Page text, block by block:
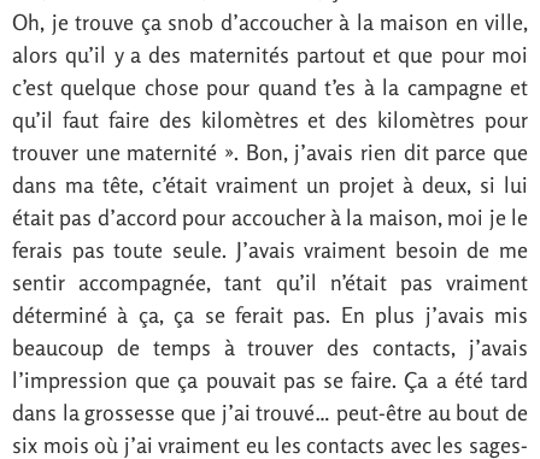
Oh, je trouve ça snob d’accoucher à la maison en ville,
alors qu’il y a des maternités partout et que pour moi
c’est quelque chose pour quand t’es à la campagne et
qu’il faut faire des kilomètres et des kilomètres pour
trouver une maternité ». Bon, j’avais rien dit parce que
dans ma tête, c’était vraiment un projet à deux, si lui
était pas d’accord pour accoucher à la maison, moi je le
ferais pas toute seule. J’avais vraiment besoin de me
sentir accompagnée, tant qu’il n’était pas vraiment
déterminé à ça, ça se ferait pas. En plus j’avais mis
beaucoup de temps à trouver des contacts, j’avais
l’impression que ça pouvait pas se faire. Ça a été tard
dans la grossesse que j’ai trouvé… peut-être au bout de
six mois où j’ai vraiment eu les contacts avec les sages-